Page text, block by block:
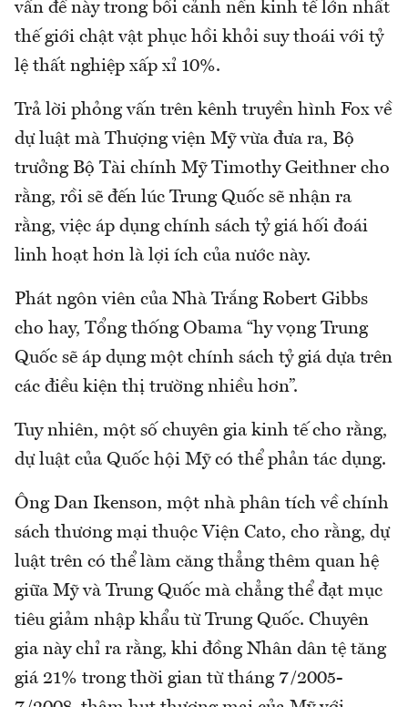
vấn đề này trong bối cảnh nền kinh tế lớn nhất
thế giới chật vật phục hồi khỏi suy thoái với tỷ
lệ thất nghiệp xấp xỉ 10%.
Trả lời phỏng vấn trên kênh truyền hình Fox về
dự luật mà Thượng viện Mỹ vừa đưa ra, Bộ
trưởng Bộ Tài chính Mỹ Timothy Geithner cho
rằng, rồi sẽ đến lúc Trung Quốc sẽ nhận ra
rằng, việc áp dụng chính sách tỷ giá hối đoái
linh hoạt hơn là lợi ích của nước này.
Phát ngôn viên của Nhà Trắng Robert Gibbs
cho hay, Tổng thống Obama “hy vọng Trung
Quốc sẽ áp dụng một chính sách tỷ giá dựa trên
các điều kiện thị trường nhiều hơn”.
Tuy nhiên, một số chuyên gia kinh tế cho rằng,
dự luật của Quốc hội Mỹ có thể phản tác dụng.
Ông Dan Ikenson, một nhà phân tích về chính
sách thương mại thuộc Viện Cato, cho rằng, dự
luật trên có thể làm căng thẳng thêm quan hệ
giữa Mỹ và Trung Quốc mà chẳng thể đạt mục
tiêu giảm nhập khẩu từ Trung Quốc. Chuyên
gia này chỉ ra rằng, khi đồng Nhân dân tệ tăng
giá 21% trong thời gian từ tháng 7/2005-